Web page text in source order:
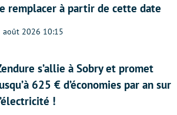
remplacer à partir de cette date
août 2026 10:15
s’allie à Sobry et promet
625 € d’économies par an sur
!